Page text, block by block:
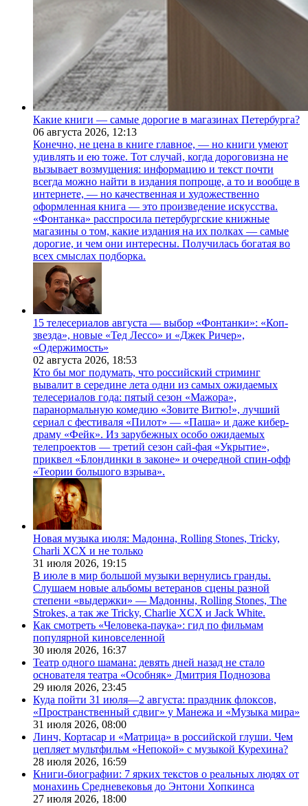
Какие книги — самые дорогие в магазинах Петербурга?
06 августа 2026, 12:13
Конечно, не цена в книге главное, — но книги умеют
удивлять и ею тоже. Тот случай, когда дороговизна не
вызывает возмущения: информацию и текст почти
всегда можно найти в издания попроще, а то и вообще в
интернете, — но качественная и художественно
оформленная книга — это произведение искусства.
«Фонтанка» расспросила петербургские книжные
магазины о том, какие издания на их полках — самые
дорогие, и чем они интересны. Получилась богатая во
всех смыслах подборка.
15 телесериалов августа — выбор «Фонтанки»: «Коп-
звезда», новые «Тед Лессо» и «Джек Ричер»,
«Одержимость»
02 августа 2026, 18:53
Кто бы мог подумать, что российский стриминг
вывалит в середине лета одни из самых ожидаемых
телесериалов года: пятый сезон «Мажора»,
паранормальную комедию «Зовите Витю!», лучший
сериал с фестиваля «Пилот» — «Паша» и даже кибер-
драму «Фейк». Из зарубежных особо ожидаемых
телепроектов — третий сезон сай-фая «Укрытие»,
приквел «Блондинки в законе» и очередной спин-офф
«Теории большого взрыва».
Новая музыка июля: Мадонна, Rolling Stones, Tricky,
Charli XCX и не только
31 июля 2026, 19:15
В июле в мир большой музыки вернулись гранды.
Слушаем новые альбомы ветеранов сцены разной
степени «выдержки» — Мадонны, Rolling Stones, The
Strokes, а так же Tricky, Charlie XCX и Jack White.
Как смотреть «Человека-паука»: гид по фильмам
популярной киновселенной
30 июля 2026, 16:37
Театр одного шамана: девять дней назад не стало
основателя театра «Особняк» Дмитрия Поднозова
29 июля 2026, 23:45
Куда пойти 31 июля—2 августа: праздник флоксов,
«Пространственный сдвиг» у Манежа и «Музыка мира»
31 июля 2026, 08:00
Линч, Кортасар и «Матрица» в российской глуши. Чем
цепляет мультфильм «Непокой» с музыкой Курехина?
28 июля 2026, 16:59
Книги-биографии: 7 ярких текстов о реальных людях от
монахинь Средневековья до Энтони Хопкинса
27 июля 2026, 18:00